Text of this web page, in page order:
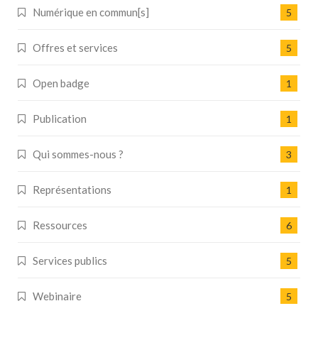
Numérique en commun[s] 5
Offres et services 5
Open badge 1
Publication 1
Qui sommes-nous ? 3
Représentations 1
Ressources 6
Services publics 5
Webinaire 5